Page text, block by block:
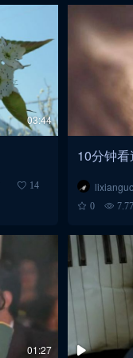
03:44
14
10分钟
华》
lixianguo
0
01:27